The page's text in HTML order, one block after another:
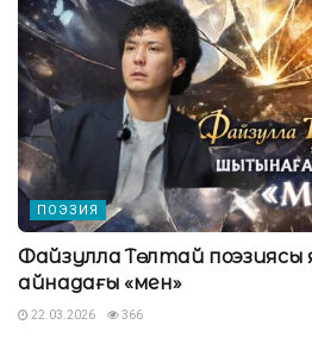
ПОЭЗИЯ
Файзулла Төлтай
айнадағы «мен»
22.03.2026 366